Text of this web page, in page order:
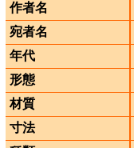
作者名
宛者名
年代
形態
材質
寸法